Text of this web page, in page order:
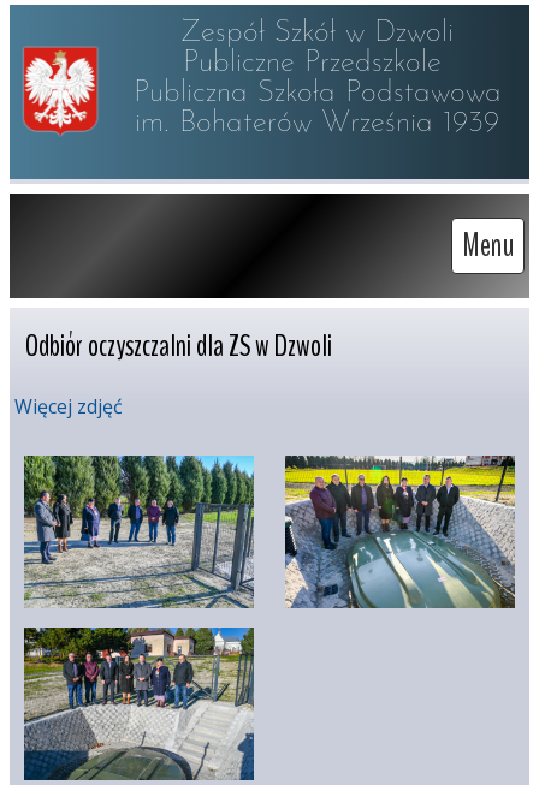
Zespół Szkół w Dzwoli
Publiczne Przedszkole
Publiczna Szkoła Podstawowa
im. Bohaterów Września 1939
Menu
Odbiór oczyszczalni dla ZS w Dzwoli
Więcej zdjęć